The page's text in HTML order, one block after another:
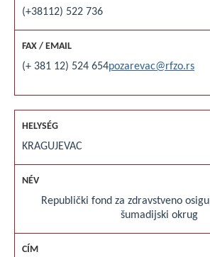
(+38112) 522 736
(+ 381 12) 524 654pozarevac@rfzo.rs
KRAGUJEVAC
Republički fond za zdravstveno
šumadijski okrug